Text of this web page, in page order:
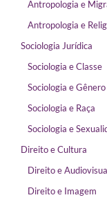
Antropologia e
Antropologia e
Sociologia Jurídica
Sociologia e Classe
Sociologia e Gênero
Sociologia e Raça
Sociologia e
Direito e Cultura
Direito e
Direito e Imagem